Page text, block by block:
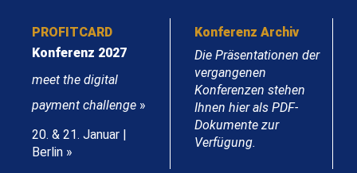
PROFITCARD
Konferenz 2027
meet the digital
payment challenge »
20. & 21. Januar |
Berlin »
Konferenz Archiv
Die Präsentationen der
vergangenen
Konferenzen stehen
Ihnen hier als PDF-
Dokumente zur
Verfügung.